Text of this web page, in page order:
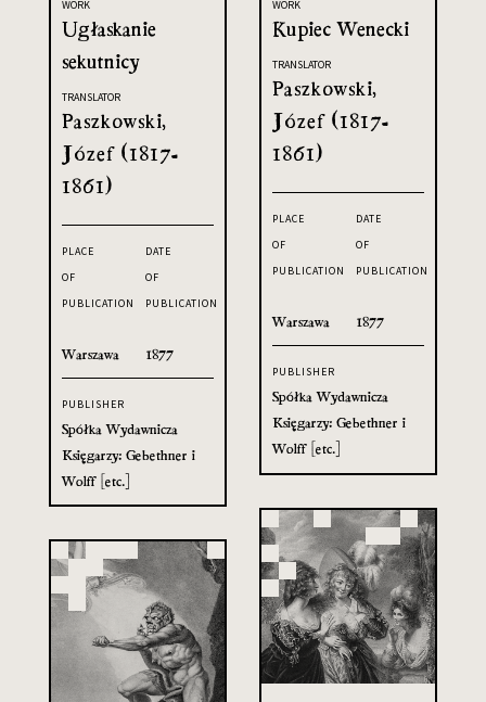
WORK
Ugłaskanie
sekutnicy
TRANSLATOR
Paszkowski,
Józef (1817-
1861)
PLACE
OF
PUBLICATION
Warszawa
DATE
OF
PUBLICATION
1877
PUBLISHER
Spółka Wydawnicza
Księgarzy: Gebethner i
Wolff [etc.]
WORK
Kupiec Wenecki
TRANSLATOR
Paszkowski,
Józef (1817-
1861)
PLACE
OF
PUBLICATION
Warszawa
DATE
OF
PUBLICATION
1877
PUBLISHER
Spółka Wydawnicza
Księgarzy: Gebethner i
Wolff [etc.]